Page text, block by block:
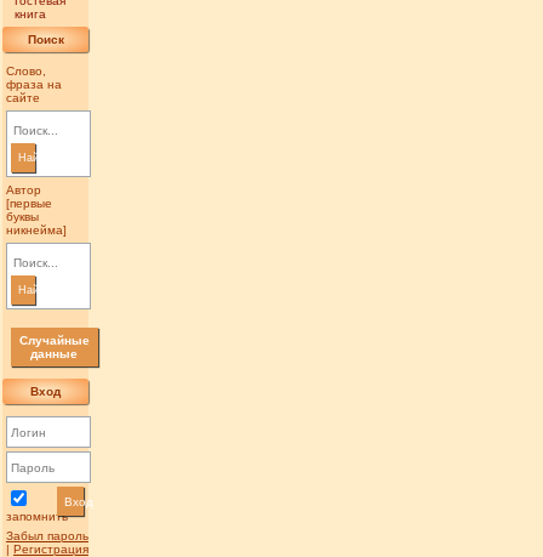
книга
Поиск
Слово,
фраза на
сайте
Найти
Автор
[первые
буквы
никнейма]
Найти
Случайные
данные
Вход
запомнить
Вход
Забыл пароль
| Регистрация